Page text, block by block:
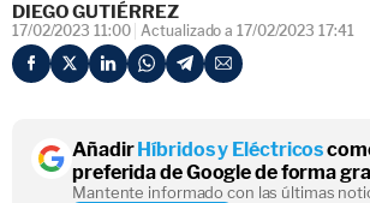
DIEGO GUTIÉRREZ
17/02/2023 11:00 Actualizado a 17/02/2023 17:41
AñadirHíbridos y Eléctricos
preferida de Google de forma
Mantente informado con las últimas